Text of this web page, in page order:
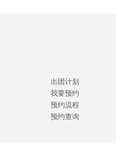
出团计划
我要预约
预约流程
预约查询